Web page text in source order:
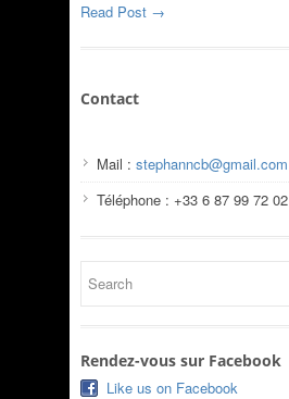
Read Post →
Contact
Mail : stephanncb@gmail.com
Téléphone : +33 6 87 99 72 02
Rendez-vous sur Facebook
Like us on Facebook